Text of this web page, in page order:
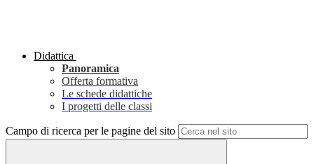
Didattica
Panoramica
Offerta formativa
Le schede didattiche
I progetti delle classi
Campo di ricerca per le pagine del sito